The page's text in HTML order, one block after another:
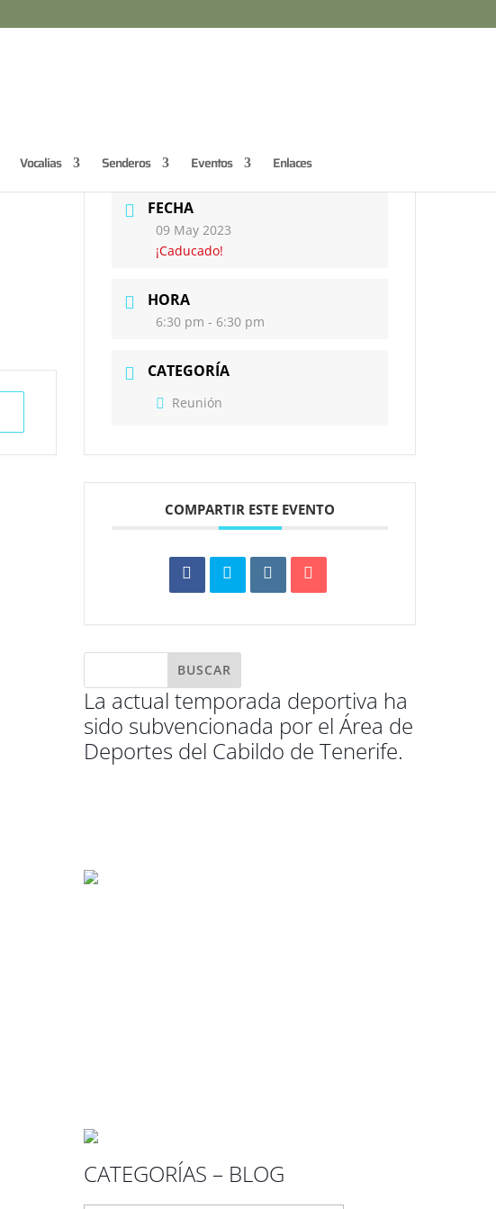
Vocalías Senderos Eventos Enlaces
FECHA
09 May 2023
¡Caducado!
HORA
6:30 pm - 6:30 pm
CATEGORÍA
Reunión
COMPARTIR ESTE EVENTO
La actual temporada deportiva ha
sido subvencionada por el Área de
Deportes del Cabildo de Tenerife.
CATEGORÍAS – BLOG